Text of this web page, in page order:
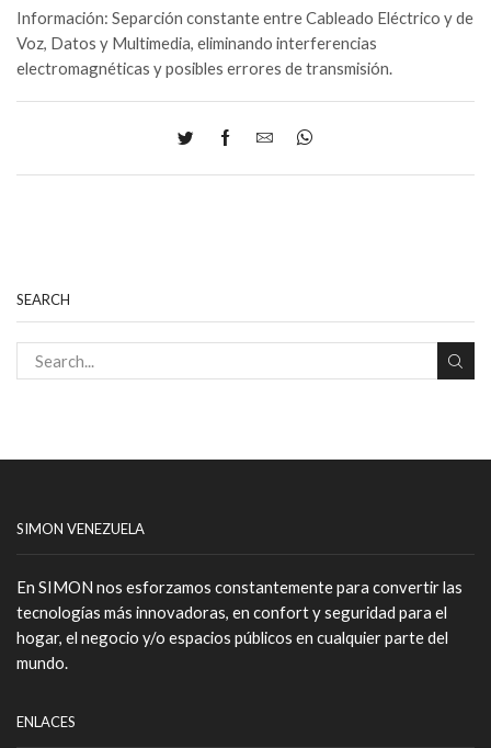
Información: Separción constante entre Cableado Eléctrico y de
Voz, Datos y Multimedia, eliminando interferencias
electromagnéticas y posibles errores de transmisión.
SEARCH
SIMON VENEZUELA
En SIMON nos esforzamos constantemente para convertir las
tecnologías más innovadoras, en confort y seguridad para el
hogar, el negocio y/o espacios públicos en cualquier parte del
mundo.
ENLACES